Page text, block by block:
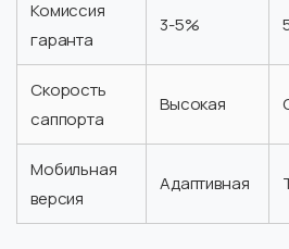
Комиссия
гаранта
3-5%
Скорость
саппорта
Высокая
Мобильная
версия
Адаптивная